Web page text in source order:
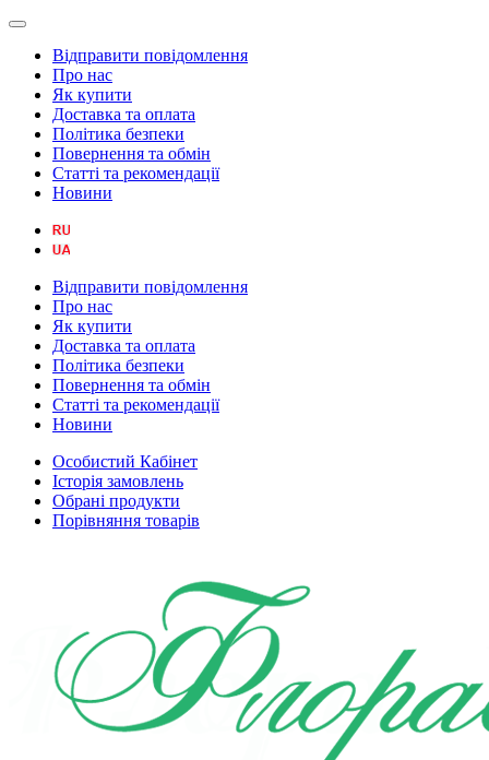
Відправити повідомлення
Про нас
Як купити
Доставка та оплата
Політика безпеки
Повернення та обмін
Статті та рекомендації
Новини
Відправити повідомлення
Про нас
Як купити
Доставка та оплата
Політика безпеки
Повернення та обмін
Статті та рекомендації
Новини
Особистий Кабінет
Історія замовлень
Обрані продукти
Порівняння товарів